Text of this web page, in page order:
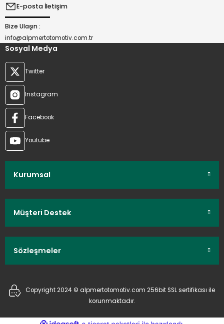
E-posta İletişim
Bize Ulaşın :
info@alpmertotomotiv.com.tr
Sosyal Medya
Twitter
Instagram
Facebook
Youtube
Kurumsal
Müşteri Destek
Sözleşmeler
Copyright 2024 © alpmertotomotiv.com 256bit SSL sertifikası ile
korunmaktadır.